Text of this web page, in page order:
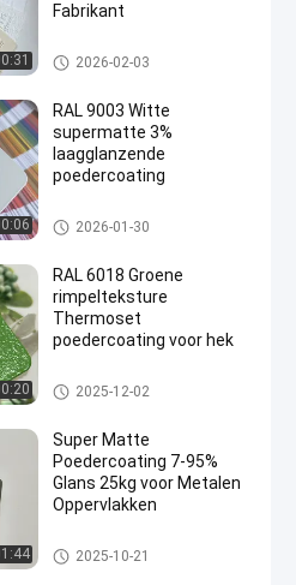
Fabrikant
Thermoset poedercoating
2026-02-03
RAL 9003 Witte
supermatte 3%
laagglanzende
poedercoating
Thermoset poedercoating
2026-01-30
RAL 6018 Groene
rimpelteksture
Thermoset
poedercoating voor hek
Thermoset poedercoating
2025-12-02
Super Matte
Poedercoating 7-95%
Glans 25kg voor Metalen
Oppervlakken
Thermoset poedercoating
2025-10-21